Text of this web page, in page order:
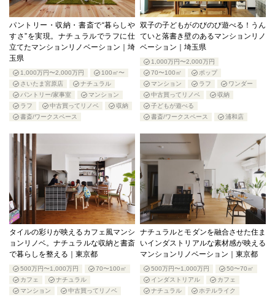
パントリー・収納・書斎で“暮らしや
すさ”を実現。ナチュラルでラフに仕
立てたマンションリノベーション｜埼
玉県
1,000万円〜2,000万円
100㎡〜
さいたま宮原店
ナチュラル
パントリー/家事室
マンション
ラフ
中古買ってリノベ
収納
書斎/ワークスペース
双子の子どもがのびのび遊べる！うん
ていと落書き壁のあるマンションリノ
ベーション｜埼玉県
1,000万円〜2,000万円
70〜100㎡
ポップ
マンション
ラフ
ワンダー
中古買ってリノベ
収納
子どもが遊べる
書斎/ワークスペース
浦和店
タイルの彩りが映えるカフェ風マンシ
ョンリノベ。ナチュラルな収納と書斎
で暮らしを整える｜東京都
500万円〜1,000万円
70〜100㎡
カフェ
ナチュラル
マンション
中古買ってリノベ
ナチュラルとモダンを融合させた住ま
いインダストリアルな素材感が映える
マンションリノベーション｜東京都
500万円〜1,000万円
50〜70㎡
インダストリアル
カフェ
ナチュラル
ホテルライク